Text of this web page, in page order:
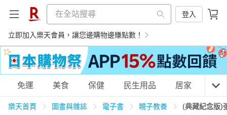
登入
立即加入樂天會員，讓您邊購物邊賺點數！
購物網分類
免運 美食 保健 民生用品 居家 3C
樂天首頁 圖書與雜誌 電子書 親子教養 (典藏紀念版)